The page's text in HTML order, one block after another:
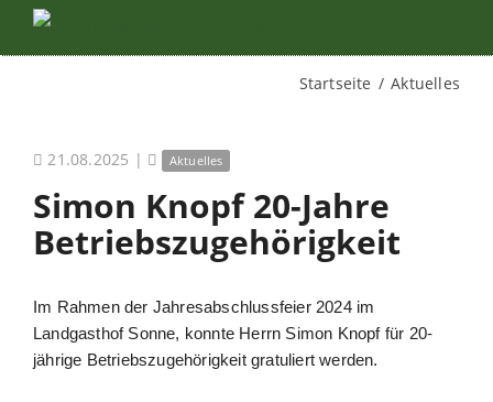
Startseite Aktuelles
21.08.2025 | Aktuelles
Simon Knopf 20-Jahre
Betriebszugehörigkeit
Im Rahmen der Jahresabschlussfeier 2024 im
Landgasthof Sonne, konnte Herrn Simon Knopf für 20-
jährige Betriebszugehörigkeit gratuliert werden.